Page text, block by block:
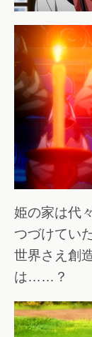
姫の家は代
つづけてい
世界さえ創
は……？